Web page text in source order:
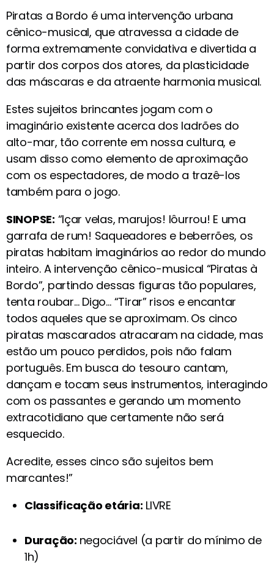
Piratas a Bordo é uma intervenção urbana
cênico-musical, que atravessa a cidade de
forma extremamente convidativa e divertida a
partir dos corpos dos atores, da plasticidade
das máscaras e da atraente harmonia musical.
Estes sujeitos brincantes jogam com o
imaginário existente acerca dos ladrões do
alto-mar, tão corrente em nossa cultura, e
usam disso como elemento de aproximação
com os espectadores, de modo a trazê-los
também para o jogo.
SINOPSE: “Içar velas, marujos! Iôurrou! E uma
garrafa de rum! Saqueadores e beberrões, os
piratas habitam imaginários ao redor do mundo
inteiro. A intervenção cênico-musical “Piratas à
Bordo”, partindo dessas figuras tão populares,
tenta roubar… Digo… “Tirar” risos e encantar
todos aqueles que se aproximam. Os cinco
piratas mascarados atracaram na cidade, mas
estão um pouco perdidos, pois não falam
português. Em busca do tesouro cantam,
dançam e tocam seus instrumentos, interagindo
com os passantes e gerando um momento
extracotidiano que certamente não será
esquecido.
Acredite, esses cinco são sujeitos bem
marcantes!”
Classificação etária: LIVRE
Duração: negociável (a partir do mínimo de
1h)